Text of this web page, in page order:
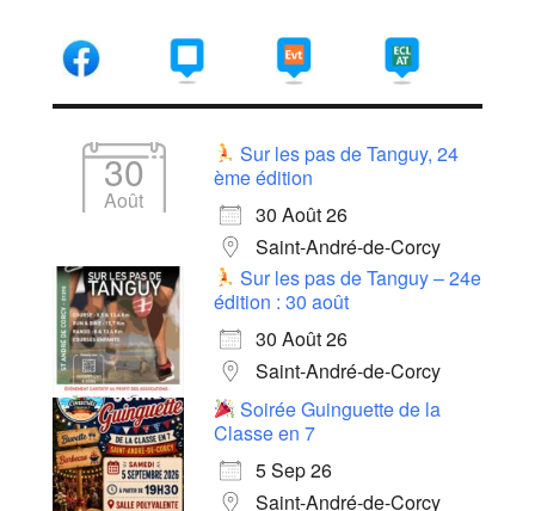
30
Août
Sur les pas de Tanguy, 24
ème édition
30 Août 26
Saint-André-de-Corcy
Sur les pas de Tanguy – 24e
édition : 30 août
30 Août 26
Saint-André-de-Corcy
Soirée Guinguette de la
Classe en 7
5 Sep 26
Saint-André-de-Corcy